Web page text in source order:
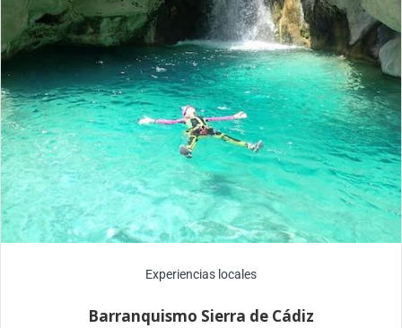
Experiencias locales
Barranquismo Sierra de Cádiz